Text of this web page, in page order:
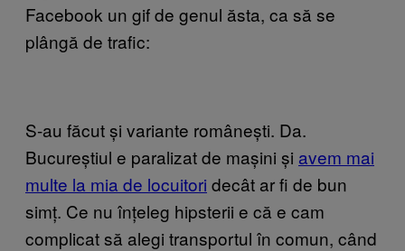
Facebook un gif de genul ăsta, ca să se
plângă de trafic:
S-au făcut și variante românești. Da.
Bucureștiul e paralizat de mașini și avem mai
multe la mia de locuitori decât ar fi de bun
simț. Ce nu înțeleg hipsterii e că e cam
complicat să alegi transportul în comun, când